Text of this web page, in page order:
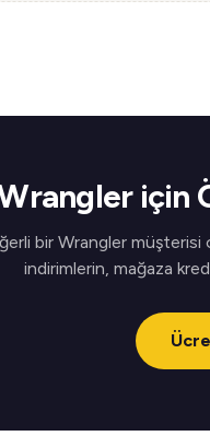
için
bir Wrangler müşterisi
indirimlerin, mağaza